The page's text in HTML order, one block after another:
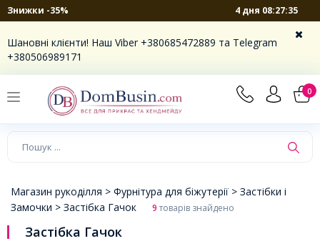
Знижки -35% 4 дня 08:27:34
Шановні клієнти! Наш Viber +380685472889 та Telegram
+380506989171
0
×
Магазин рукоділля > Фурнітура для біжутерії > Застібки і
Замочки > Застібка Гачок 9товарів знайдено
Застібка Гачок